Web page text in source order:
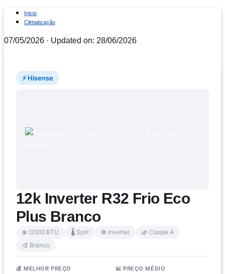
Inicio
Climatização
07/05/2026 · Updated on: 28/06/2026
⚡ Hisense
12k Inverter R32 Frio Eco
Plus Branco
❄️ 12000 BTU 🌡️ Split ⚙️ Inverter
🌿 Classe A
🎨 Branco
💰 MELHOR PREÇO 📊 PREÇO MÉDIO